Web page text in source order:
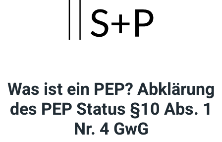
Was ist ein PEP? Abklärung
des PEP Status §10 Abs. 1
Nr. 4 GwG